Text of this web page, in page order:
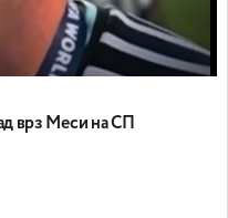
врз Меси на СП